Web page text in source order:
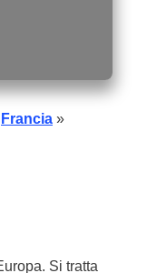
Francia »
Si tratta